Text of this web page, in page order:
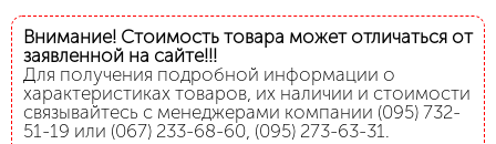
Внимание! Стоимость товара может отличаться от
заявленной на сайте!!!
Для получения подробной информации о
характеристиках товаров, их наличии и стоимости
связывайтесь с менеджерами компании (095) 732-
51-19 или (067) 233-68-60, (095) 273-63-31.